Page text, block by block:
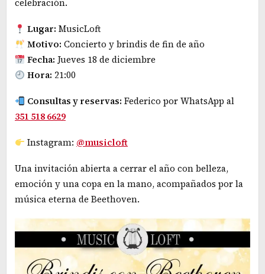
celebración.
Lugar: MusicLoft
Motivo: Concierto y brindis de fin de año
Fecha: Jueves 18 de diciembre
Hora: 21:00
Consultas y reservas: Federico por WhatsApp al
351 518 6629
Instagram: @musicloft
Una invitación abierta a cerrar el año con belleza,
emoción y una copa en la mano, acompañados por la
música eterna de Beethoven.